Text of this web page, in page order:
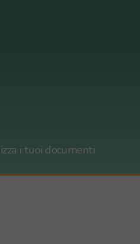
i tuoi documenti